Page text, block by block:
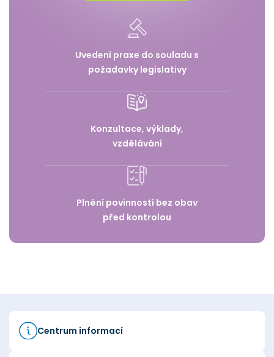
Uvedení praxe do souladu s
požadavky legislativy
Konzultace, výklady,
vzdělávání
Plnění povinností bez obav
před kontrolou
Centrum informací